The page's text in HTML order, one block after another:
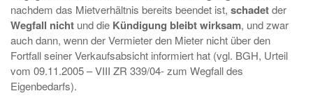
nachdem das Mietverhältnis bereits beendet ist, schadetder
Wegfall nicht und die Kündigung bleibt wirksam, und zwar
auch dann, wenn der Vermieter den Mieter nicht über den
Fortfall seiner Verkaufsabsicht informiert hat (vgl. BGH, Urteil
vom 09.11.2005 – VIII ZR 339/04- zum Wegfall des
Eigenbedarfs).